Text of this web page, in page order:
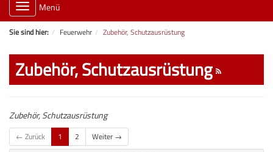
Toggle
navigation
Menü
Sie sind hier: Feuerwehr Zubehör, Schutzausrüstung
Zubehör, Schutzausrüstung
Zubehör, Schutzausrüstung
← Zurück 1 2
Weiter →